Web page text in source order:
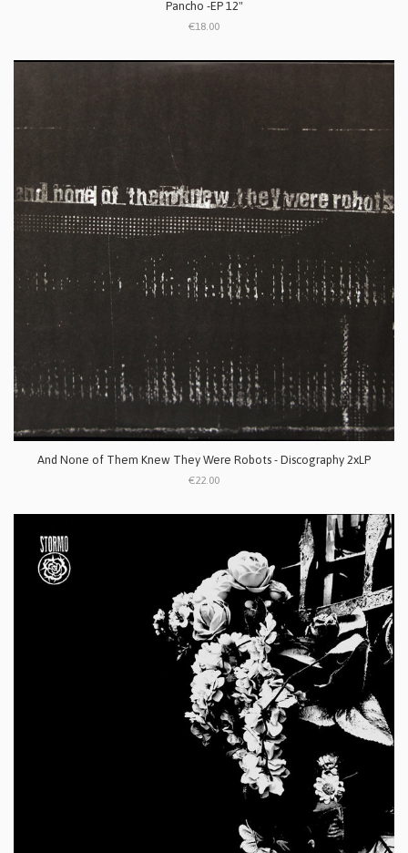
Pancho -EP 12"
€18.00
And None of Them Knew They Were Robots - Discography 2xLP
€22.00